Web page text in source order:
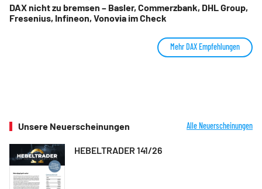
DAX nicht zu bremsen – Basler, Commerzbank, DHL Group,
Fresenius, Infineon, Vonovia im Check
Mehr DAX Empfehlungen
Unsere Neuerscheinungen Alle Neuerscheinungen
HEBELTRADER 141/26